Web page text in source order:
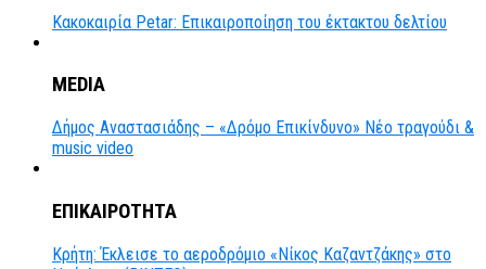
Κακοκαιρία Petar: Επικαιροποίηση του έκτακτου δελτίου
MEDIA
Δήμος Αναστασιάδης – «Δρόμο Επικίνδυνο» Νέο τραγούδι &
music video
ΕΠΙΚΑΙΡΟΤΗΤΑ
Κρήτη: Έκλεισε το αεροδρόμιο «Νίκος Καζαντζάκης» στο